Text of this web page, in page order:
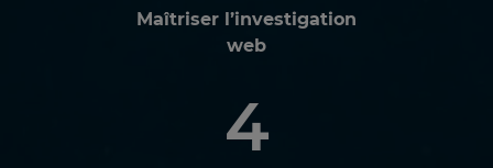
Maîtriser l’investigation
web
4